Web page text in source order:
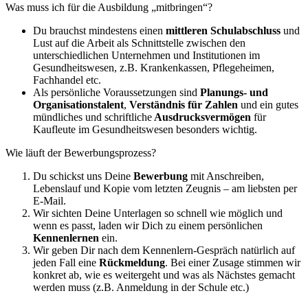
Was muss ich für die Ausbildung „mitbringen“?
Du brauchst mindestens einen mittleren Schulabschluss und
Lust auf die Arbeit als Schnittstelle zwischen den
unterschiedlichen Unternehmen und Institutionen im
Gesundheitswesen, z.B. Krankenkassen, Pflegeheimen,
Fachhandel etc.
Als persönliche Voraussetzungen sind Planungs- und
Organisationstalent, Verständnis für Zahlen und ein gutes
mündliches und schriftliche Ausdrucksvermögen für
Kaufleute im Gesundheitswesen besonders wichtig.
Wie läuft der Bewerbungsprozess?
Du schickst uns Deine Bewerbung mit Anschreiben,
Lebenslauf und Kopie vom letzten Zeugnis – am liebsten per
E-Mail.
Wir sichten Deine Unterlagen so schnell wie möglich und
wenn es passt, laden wir Dich zu einem persönlichen
Kennenlernen ein.
Wir geben Dir nach dem Kennenlern-Gespräch natürlich auf
jeden Fall eine Rückmeldung. Bei einer Zusage stimmen wir
konkret ab, wie es weitergeht und was als Nächstes gemacht
werden muss (z.B. Anmeldung in der Schule etc.)